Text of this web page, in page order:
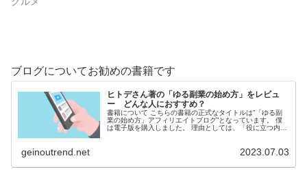
ブログについてお勧めの書籍です
ヒトデさん著の「ゆる副業の始め方」をレビュ
ー どんな人におすすめ？
書籍について こちらの書籍の正式なタイトルは”「ゆる副
業の始め方」アフィリエイトブログ”となっています。 僕
は電子版を購入しました。 理由としては、「役に立つ内容
geinoutrend.net 2023.07.03